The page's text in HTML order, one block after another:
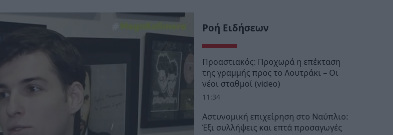
Ροή Ειδήσεων
Προαστιακός: Προχωρά η επέκταση
της γραμμής προς το Λουτράκι – Οι
νέοι σταθμοί (video)
11:34
Αστυνομική επιχείρηση στο Ναύπλιο:
Έξι συλλήψεις και επτά προσαγωγές